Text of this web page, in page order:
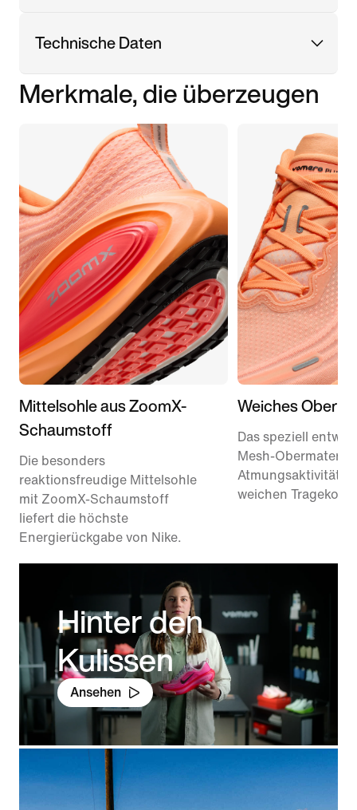
Technische Daten
Merkmale, die überzeugen
Mittelsohle aus ZoomX-
Schaumstoff
Die besonders
reaktionsfreudige Mittelsohle
mit ZoomX-Schaumstoff
liefert die höchste
Energierückgabe von Nike.
Weiches
Das speziell
Mesh-
Atmungsaktivität
weichen
Hinter den
Kulissen
Ansehen